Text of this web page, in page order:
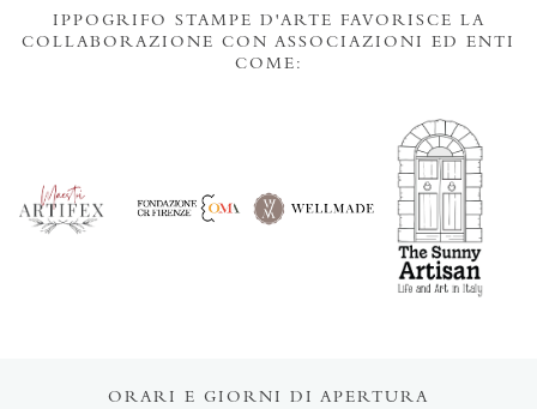
IPPOGRIFO STAMPE D'ARTE FAVORISCE LA
COLLABORAZIONE CON ASSOCIAZIONI ED ENTI
COME:
ORARI E GIORNI DI APERTURA